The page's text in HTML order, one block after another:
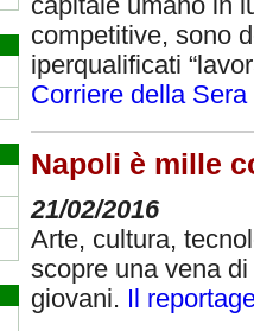
capitale umano in
competitive, sono
iperqualificati
Corriere della Sera
Napoli è mille
21/02/2016
Arte, cultura,
scopre una vena
giovani. Il